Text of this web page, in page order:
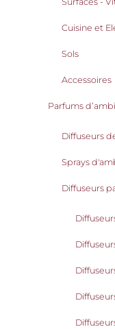
Cuisine et
Sols
Accessoires
Parfums
Diffuseurs
Sprays
Diffuseurs